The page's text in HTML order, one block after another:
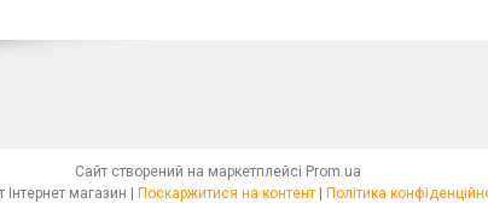
Сайт створений на маркетплейсі Prom.ua
Бісер Хрест Інтернет магазин | Поскаржитися на контент | Політика